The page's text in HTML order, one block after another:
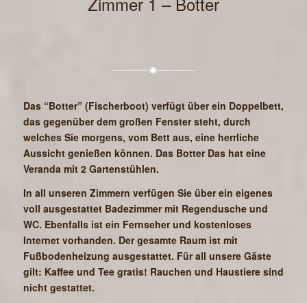
Das “Botter” (Fischerboot) verfügt über ein Doppelbett,
das gegenüber dem großen Fenster steht, durch
welches Sie morgens, vom Bett aus, eine herrliche
Aussicht genießen können. Das Botter Das hat eine
Veranda mit 2 Gartenstühlen.
In all unseren Zimmern verfügen Sie über ein eigenes
voll ausgestattet Badezimmer mit Regendusche und
WC. Ebenfalls ist ein Fernseher und kostenloses
Internet vorhanden. Der gesamte Raum ist mit
Fußbodenheizung ausgestattet. Für all unsere Gäste
gilt: Kaffee und Tee gratis! Rauchen und Haustiere sind
nicht gestattet.